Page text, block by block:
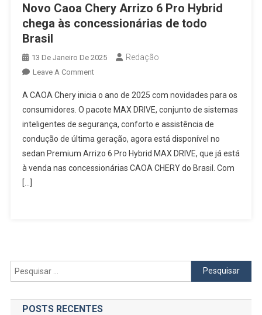
Novo Caoa Chery Arrizo 6 Pro Hybrid
chega às concessionárias de todo
Brasil
13 De Janeiro De 2025 Redação
Leave A CommentOn
Caoa
Chery
Arrizo
6
Pro
Hybrid
A CAOA Chery inicia o ano de 2025 com novidades para os
consumidores. O pacote MAX DRIVE, conjunto de sistemas
inteligentes de segurança, conforto e assistência de
condução de última geração, agora está disponível no
sedan Premium Arrizo 6 Pro Hybrid MAX DRIVE, que já está
à venda nas concessionárias CAOA CHERY do Brasil. Com
[…]
Pesquisar
por:
POSTS RECENTES